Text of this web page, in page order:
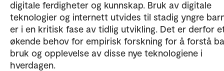
digitale ferdigheter og kunnskap. Bruk av digitale
teknologier og internett utvides til stadig yngre
er i en kritisk fase av tidlig utvikling. Det er derfor
økende behov for empirisk forskning for å forstå
bruk og opplevelse av disse nye teknologiene i
hverdagen.